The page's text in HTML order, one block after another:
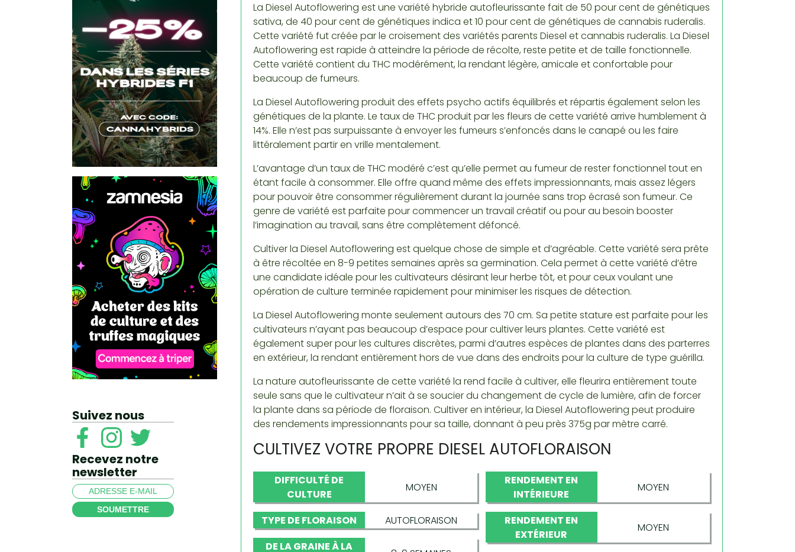
Suivez nous
Recevez notre
newsletter
SOUMETTRE
La Diesel Autoflowering est une variété hybride autofleurissante fait de 50 pour cent de génétiques
sativa, de 40 pour cent de génétiques indica et 10 pour cent de génétiques de cannabis ruderalis.
Cette variété fut créée par le croisement des variétés parents Diesel et cannabis ruderalis. La Diesel
Autoflowering est rapide à atteindre la période de récolte, reste petite et de taille fonctionnelle.
Cette variété contient du THC modérément, la rendant légère, amicale et confortable pour
beaucoup de fumeurs.
La Diesel Autoflowering produit des effets psycho actifs équilibrés et répartis également selon les
génétiques de la plante. Le taux de THC produit par les fleurs de cette variété arrive humblement à
14%. Elle n’est pas surpuissante à envoyer les fumeurs s’enfoncés dans le canapé ou les faire
littéralement partir en vrille mentalement.
L’avantage d’un taux de THC modéré c’est qu’elle permet au fumeur de rester fonctionnel tout en
étant facile à consommer. Elle offre quand même des effets impressionnants, mais assez légers
pour pouvoir être consommer régulièrement durant la journée sans trop écrasé son fumeur. Ce
genre de variété est parfaite pour commencer un travail créatif ou pour au besoin booster
l’imagination au travail, sans être complètement défoncé.
Cultiver la Diesel Autoflowering est quelque chose de simple et d’agréable. Cette variété sera prête
à être récoltée en 8-9 petites semaines après sa germination. Cela permet à cette variété d’être
une candidate idéale pour les cultivateurs désirant leur herbe tôt, et pour ceux voulant une
opération de culture terminée rapidement pour minimiser les risques de détection.
La Diesel Autoflowering monte seulement autours des 70 cm. Sa petite stature est parfaite pour les
cultivateurs n’ayant pas beaucoup d’espace pour cultiver leurs plantes. Cette variété est
également super pour les cultures discrètes, parmi d’autres espèces de plantes dans des parterres
en extérieur, la rendant entièrement hors de vue dans des endroits pour la culture de type guérilla.
La nature autofleurissante de cette variété la rend facile à cultiver, elle fleurira entièrement toute
seule sans que le cultivateur n’ait à se soucier du changement de cycle de lumière, afin de forcer
la plante dans sa période de floraison. Cultiver en intérieur, la Diesel Autoflowering peut produire
des rendements impressionnants pour sa taille, donnant à peu près 375g par mètre carré.
CULTIVEZ VOTRE PROPRE DIESEL AUTOFLORAISON
DIFFICULTÉ DE
CULTURE
MOYEN
TYPE DE FLORAISON
AUTOFLORAISON
DE LA GRAINE À LA
RENDEMENT EN
INTÉRIEURE
MOYEN
RENDEMENT EN
EXTÉRIEUR
MOYEN